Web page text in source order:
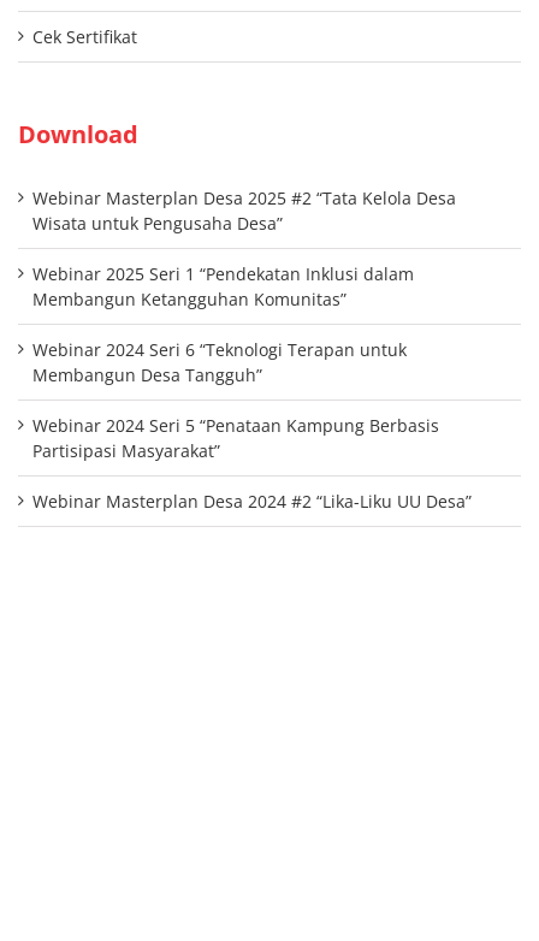
Cek Sertifikat
Download
Webinar Masterplan Desa 2025 #2 “Tata Kelola Desa
Wisata untuk Pengusaha Desa”
Webinar 2025 Seri 1 “Pendekatan Inklusi dalam
Membangun Ketangguhan Komunitas”
Webinar 2024 Seri 6 “Teknologi Terapan untuk
Membangun Desa Tangguh”
Webinar 2024 Seri 5 “Penataan Kampung Berbasis
Partisipasi Masyarakat”
Webinar Masterplan Desa 2024 #2 “Lika-Liku UU Desa”